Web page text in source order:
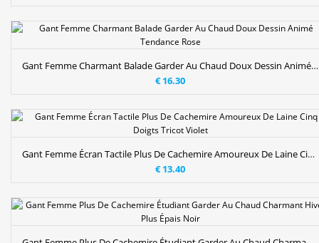
Gant Femme Charmant Balade Garder Au Chaud Doux Dessin Animé Tendance Rose
€ 16.30
Gant Femme Écran Tactile Plus De Cachemire Amoureux De Laine Cinq Doigts Tricot Violet
€ 13.40